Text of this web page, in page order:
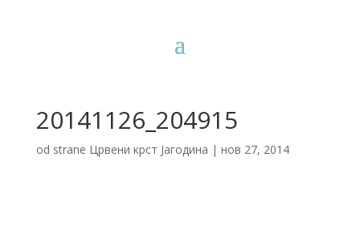
20141126_204915
od strane Црвени крст Јагодина | нов 27, 2014